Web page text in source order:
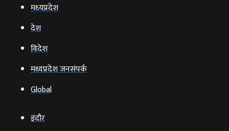
मध्‍यप्रदेश
देश
विदेश
मध्यप्रदेश जनसंपर्क
Global
इंदौर